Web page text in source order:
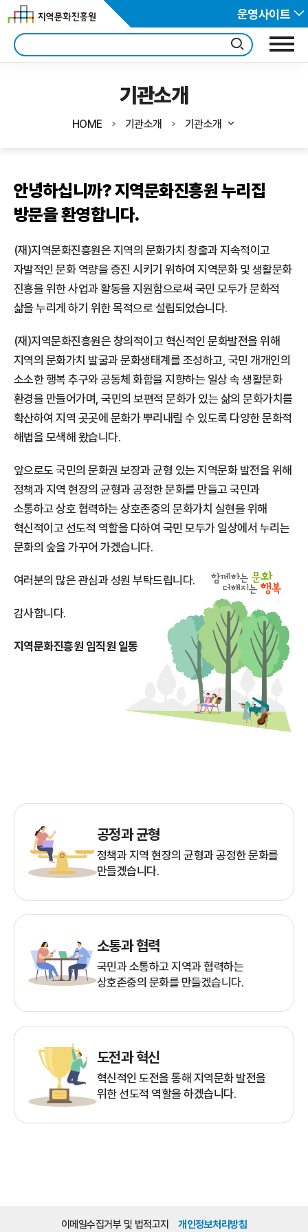
운영사이트
기관소개
HOME 기관소개 기관소개
안녕하십니까?지역문화진흥원 누리집
방문을 환영합니다.
(재)지역문화진흥원은 지역의 문화가치 창출과 지속적이고
자발적인 문화 역량을 증진 시키기 위하여 지역문화 및 생활문화
진흥을 위한 사업과 활동을 지원함으로써 국민 모두가 문화적
삶을 누리게 하기 위한 목적으로 설립되었습니다.
(재)지역문화진흥원은 창의적이고 혁신적인 문화발전을 위해
지역의 문화가치 발굴과문화생태계를 조성하고, 국민 개개인의
소소한 행복 추구와 공동체 화합을 지향하는 일상 속 생활문화
환경을 만들어가며, 국민의 보편적 문화가 있는 삶의 문화가치를
확산하여 지역 곳곳에 문화가 뿌리내릴 수 있도록 다양한 문화적
해법을 모색해 왔습니다.
앞으로도 국민의 문화권 보장과 균형 있는 지역문화 발전을 위해
정책과 지역 현장의 균형과 공정한 문화를 만들고 국민과
소통하고 상호 협력하는 상호존중의 문화가치 실현을 위해
혁신적이고 선도적 역할을 다하여 국민 모두가 일상에서 누리는
문화의 숲을 가꾸어 가겠습니다.
여러분의 많은 관심과 성원 부탁드립니다.
감사합니다.
지역문화진흥원 임직원 일동
공정과 균형
정책과 지역 현장의 균형과 공정한 문화를
만들겠습니다.
소통과 협력
국민과 소통하고 지역과 협력하는
상호존중의 문화를 만들겠습니다.
도전과 혁신
혁신적인 도전을 통해 지역문화 발전을
위한 선도적 역할을 하겠습니다.
이메일수집거부 및 법적고지 개인정보처리방침